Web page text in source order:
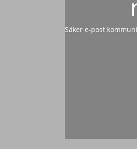
Säker e-post